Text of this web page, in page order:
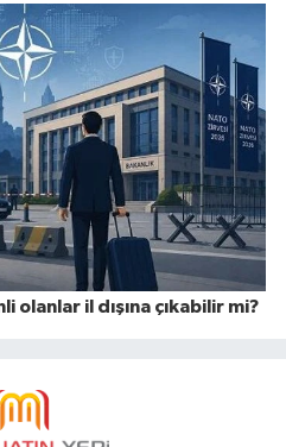
olanlar il dışına çıkabilir mi?